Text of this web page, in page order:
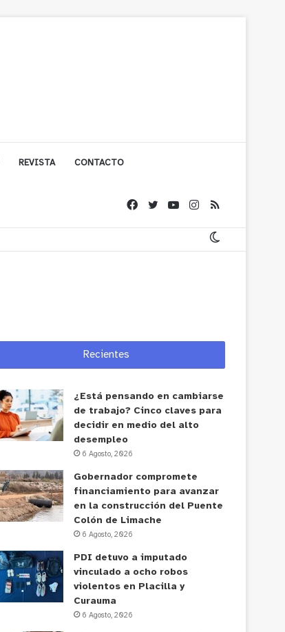
REVISTA CONTACTO
Recientes
¿Está pensando en cambiarse
de trabajo? Cinco claves para
decidir en medio del alto
desempleo
6 Agosto, 2026
Gobernador compromete
financiamiento para avanzar
en la construcción del Puente
Colón de Limache
6 Agosto, 2026
PDI detuvo a imputado
vinculado a ocho robos
violentos en Placilla y
Curauma
6 Agosto, 2026